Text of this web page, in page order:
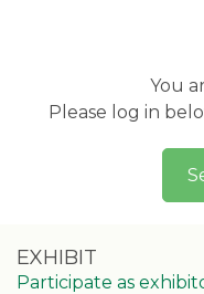
You
Please log in
EXHIBIT
Participate as